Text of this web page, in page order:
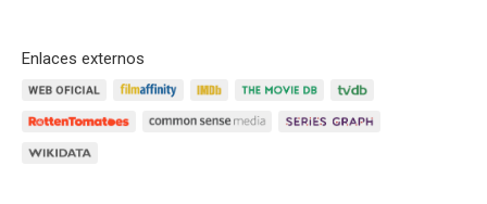
Enlaces externos